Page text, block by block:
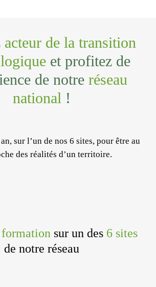
acteur de la transition
et profitez de
de notre réseau
national !
, sur l’un de nos 6 sites, pour être au
des réalités d’un territoire.
formation sur un des 6 sites
de notre réseau